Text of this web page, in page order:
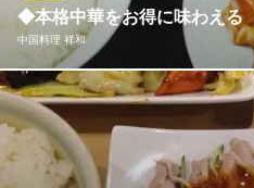
しゃぶしゃぶ但馬屋所沢店
しゃぶしゃぶ食べ放題
西武新宿線所沢駅 徒歩7分
埼玉県所沢市東住吉10-1 エミテラス所沢
おすすめランチメニュー
ハンバーグもついた3品盛り
1,298円(税込)
曜日で変わる2品♪日替りメニ
979円(税込)
ごはんどろぼうなランチ
各 888円(税込)
◆本格中華をお得に味わえる
中国料理 祥和
ボリュームたっぷり！お得なラ
定食、回鍋肉定食、海老チリソ
麺類や点心のメニューも種類豊富
腹も心も満たされること間違いな